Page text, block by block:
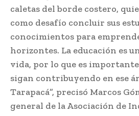
caletas del borde costero,
como desafío concluir sus
conocimientos para
horizontes. La educación es
vida, por lo que es importante
sigan contribuyendo en ese
Tarapacá”, precisó Marcos
general de la Asociación de